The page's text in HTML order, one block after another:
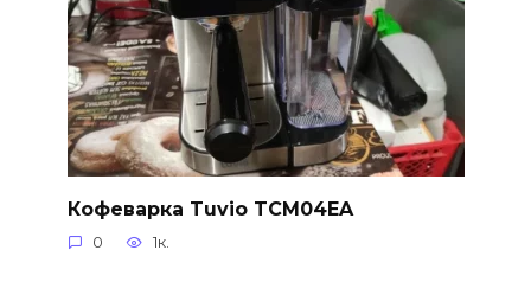
Кофеварка Tuvio TCM04EA
0 1к.